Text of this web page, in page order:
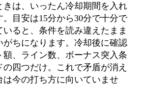
きは、いったん冷却期間を入れ
目安は15分から30分で十分で
ると、条件を読み違えたまま
がちになります。冷却後に確認
、ライン数、ボーナス突入条
四つだけ。これで矛盾が消え
は今の打ち方に向いていませ